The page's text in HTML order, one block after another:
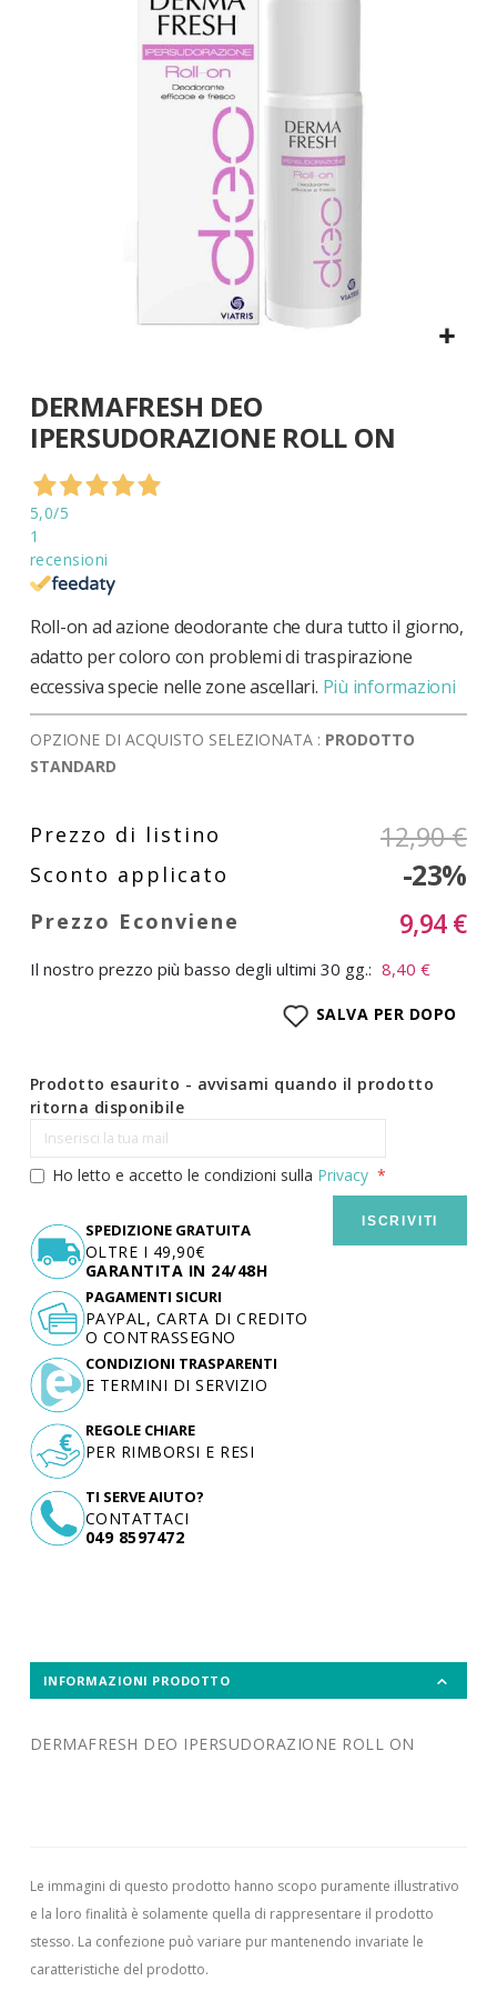
all'inizio
della
galleria
immagini
DERMAFRESH DEO
IPERSUDORAZIONE ROLL ON
5,0/5
1
recensioni
Roll-on ad azione deodorante che dura tutto il giorno,
adatto per coloro con problemi di traspirazione
eccessiva specie nelle zone ascellari. Più informazioni
OPZIONE DI ACQUISTO SELEZIONATA : PRODOTTO
STANDARD
12,90 €
-23%
9,94 €
Il nostro prezzo più basso degli ultimi 30 gg.: 8,40 €
SALVA PER DOPO
Prodotto esaurito - avvisami quando il prodotto
ritorna disponibile
Ho letto e accetto le condizioni sulla Privacy
ISCRIVITI
SPEDIZIONE GRATUITA
OLTRE I 49,90€
GARANTITA IN 24/48H
TI SERVE AIUTO?
CONTATTACI
049 8597472
PAGAMENTI SICURI
PAYPAL, CARTA DI CREDITO
O CONTRASSEGNO
CONDIZIONI TRASPARENTI
E TERMINI DI SERVIZIO
REGOLE CHIARE
PER RIMBORSI E RESI
INFORMAZIONI PRODOTTO
DERMAFRESH DEO IPERSUDORAZIONE ROLL ON
Le immagini di questo prodotto hanno scopo puramente illustrativo
e la loro finalità è solamente quella di rappresentare il prodotto
stesso. La confezione può variare pur mantenendo invariate le
caratteristiche del prodotto.